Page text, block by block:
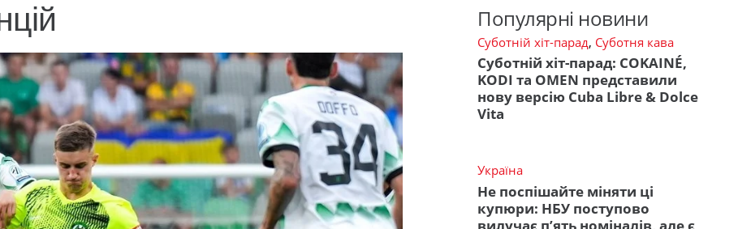
Популярні новини
Суботній хіт-парад, Суботня кава
Суботній хіт-парад: COKAINÉ,
KODI та OMEN представили
нову версію Cuba Libre & Dolce
Vita
Україна
Не поспішайте міняти ці
купюри: НБУ поступово
вилучає п’ять номіналів, але є